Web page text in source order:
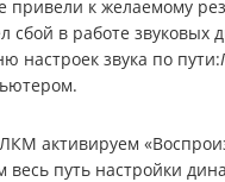
привели к желаемому
сбой в работе звуковых
настроек звука по пути:
активируем
весь путь настройки